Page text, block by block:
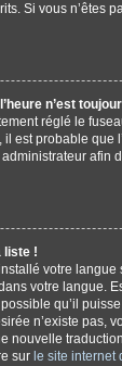
Si vous n’êtes
n’est
réglé le
il est probable que
afin
liste !
votre langue
votre langue.
qu’il
n’existe pas,
nouvelle
sur le site internet